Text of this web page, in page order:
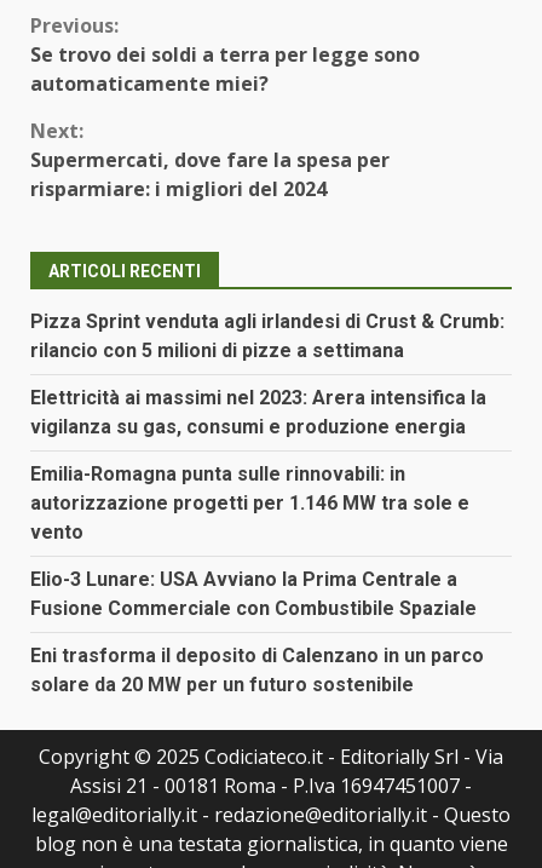
Continue
Reading
Previous:
Se trovo dei soldi a terra per legge sono
automaticamente miei?
Next:
Supermercati, dove fare la spesa per
risparmiare: i migliori del 2024
ARTICOLI RECENTI
Pizza Sprint venduta agli irlandesi di Crust & Crumb:
rilancio con 5 milioni di pizze a settimana
Elettricità ai massimi nel 2023: Arera intensifica la
vigilanza su gas, consumi e produzione energia
Emilia-Romagna punta sulle rinnovabili: in
autorizzazione progetti per 1.146 MW tra sole e
vento
Elio-3 Lunare: USA Avviano la Prima Centrale a
Fusione Commerciale con Combustibile Spaziale
Eni trasforma il deposito di Calenzano in un parco
solare da 20 MW per un futuro sostenibile
Copyright © 2025 Codiciateco.it - Editorially Srl - Via
Assisi 21 - 00181 Roma - P.Iva 16947451007 -
legal@editorially.it - redazione@editorially.it - Questo
blog non è una testata giornalistica, in quanto viene